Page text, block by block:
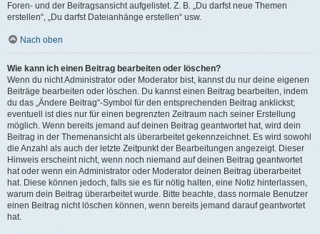
Foren- und der Beitragsansicht aufgelistet. Z. B. „Du darfst neue Themen
erstellen“, „Du darfst Dateianhänge erstellen“ usw.
Nach oben
Wie kann ich einen Beitrag bearbeiten oder löschen?
Wenn du nicht Administrator oder Moderator bist, kannst du nur deine eigenen
Beiträge bearbeiten oder löschen. Du kannst einen Beitrag bearbeiten, indem
du das „Ändere Beitrag“-Symbol für den entsprechenden Beitrag anklickst;
eventuell ist dies nur für einen begrenzten Zeitraum nach seiner Erstellung
möglich. Wenn bereits jemand auf deinen Beitrag geantwortet hat, wird dein
Beitrag in der Themenansicht als überarbeitet gekennzeichnet. Es wird sowohl
die Anzahl als auch der letzte Zeitpunkt der Bearbeitungen angezeigt. Dieser
Hinweis erscheint nicht, wenn noch niemand auf deinen Beitrag geantwortet
hat oder wenn ein Administrator oder Moderator deinen Beitrag überarbeitet
hat. Diese können jedoch, falls sie es für nötig halten, eine Notiz hinterlassen,
warum dein Beitrag überarbeitet wurde. Bitte beachte, dass normale Benutzer
einen Beitrag nicht löschen können, wenn bereits jemand darauf geantwortet
hat.